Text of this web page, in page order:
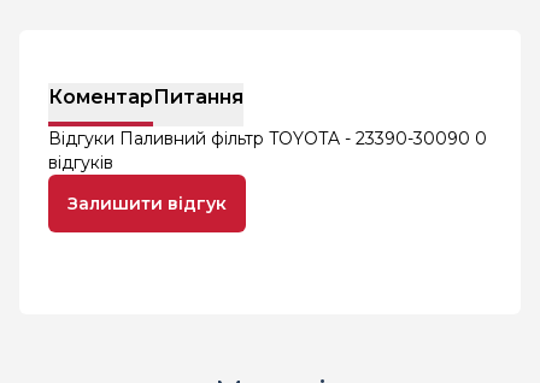
КоментарПитання
Відгуки Паливний фільтр TOYOTA - 23390-30090 0
відгуків
Залишити відгук